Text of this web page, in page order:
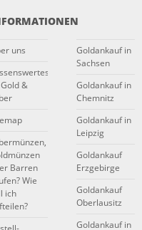
uns
&
Barren
Wie
ich
Goldankauf in
Sachsen
Goldankauf in
Chemnitz
Goldankauf in
Leipzig
Goldankauf
Erzgebirge
Goldankauf
Oberlausitz
Goldankauf in